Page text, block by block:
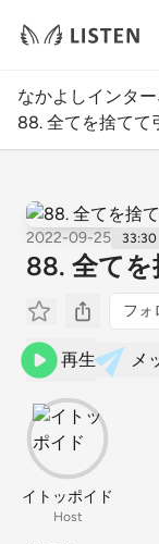
なかよしインタ
88. 全てを捨てて
2022-09-25 33:30
88. 全て
フォ
再生 メ
イトッポイド
Host